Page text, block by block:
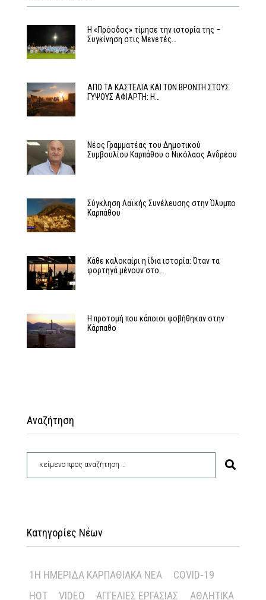
Η «Πρόοδος» τίμησε την ιστορία της –
Συγκίνηση στις Μενετές…
ΑΠΟ ΤΑ ΚΑΣΤΕΛΙΑ ΚΑΙ ΤΟΝ ΒΡΟΝΤΗ ΣΤΟΥΣ
ΓΥΨΟΥΣ ΑΦΙΑΡΤΗ: Η…
Νέος Γραμματέας του Δημοτικού
Συμβουλίου Καρπάθου ο Νικόλαος Ανδρέου
Σύγκληση Λαϊκής Συνέλευσης στην Όλυμπο
Καρπάθου
Κάθε καλοκαίρι η ίδια ιστορία: Όταν τα
φορτηγά μένουν στο…
Η προτομή που κάποιοι φοβήθηκαν στην
Κάρπαθο
Αναζήτηση
Κατηγορίες Νέων
1Η ΗΜΕΡΊΔΑ ΚΑΡΠΑΘΙΑΚΆ ΝΈΑ
COVID-19
HOT
VIDEO ΑΓΓΕΛΊΕΣ ΕΡΓΑΣΊΑΣ ΑΘΛΗΤΙΚΆ